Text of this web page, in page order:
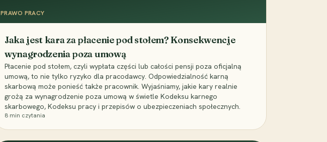
PRAWO PRACY
Jaka jest kara za płacenie pod stołem? Konsekwencje
wynagrodzenia poza umową
Płacenie pod stołem, czyli wypłata części lub całości pensji poza oficjalną
umową, to nie tylko ryzyko dla pracodawcy. Odpowiedzialność karną
skarbową może ponieść także pracownik. Wyjaśniamy, jakie kary realnie
grożą za wynagrodzenie poza umową w świetle Kodeksu karnego
skarbowego, Kodeksu pracy i przepisów o ubezpieczeniach społecznych.
8 min czytania